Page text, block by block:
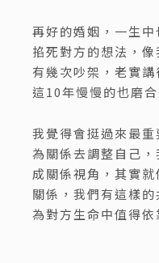
再好的婚姻，一生
掐死對方的想法，
有幾次吵架，老實
這10年慢慢的也磨合
我覺得會挺過來最
為關係去調整自己
成關係視角，其實
關係，我們有這樣
為對方生命中值得依